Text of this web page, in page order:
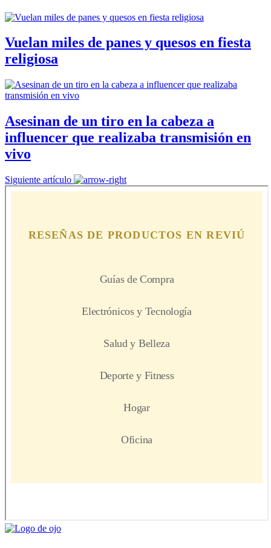
Vuelan miles de panes y quesos en fiesta
religiosa
Asesinan de un tiro en la cabeza a
influencer que realizaba transmisión en
vivo
Siguiente artículo